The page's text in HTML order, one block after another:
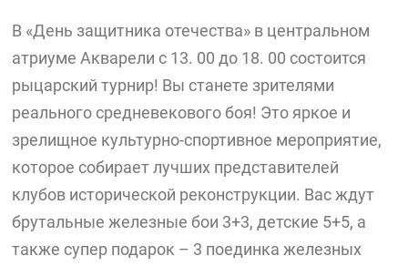
В «День защитника отечества» в центральном
атриуме Акварели с 13. 00 до 18. 00 состоится
рыцарский турнир! Вы станете зрителями
реального средневекового боя! Это яркое и
зрелищное культурно-спортивное мероприятие,
которое собирает лучших представителей
клубов исторической реконструкции. Вас ждут
брутальные железные бои 3+3, детские 5+5, а
также супер подарок – 3 поединка железных